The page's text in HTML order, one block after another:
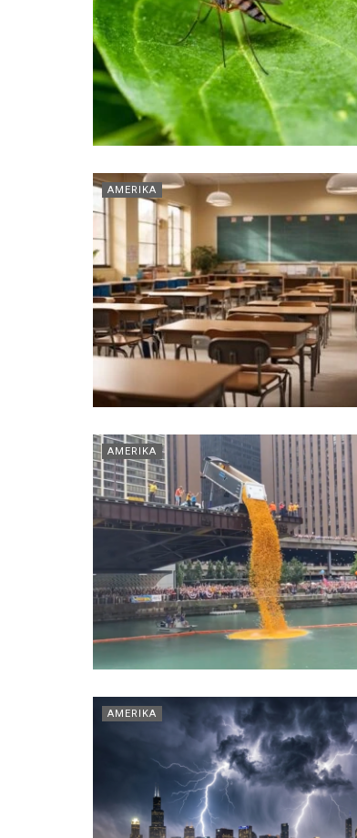
AMERIKA
AMERIKA
AMERIKA